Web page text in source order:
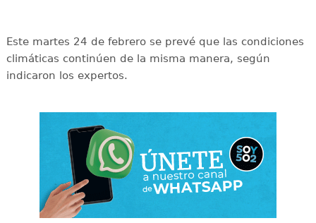
Este martes 24 de febrero se prevé que las condiciones
climáticas continúen de la misma manera, según
indicaron los expertos.